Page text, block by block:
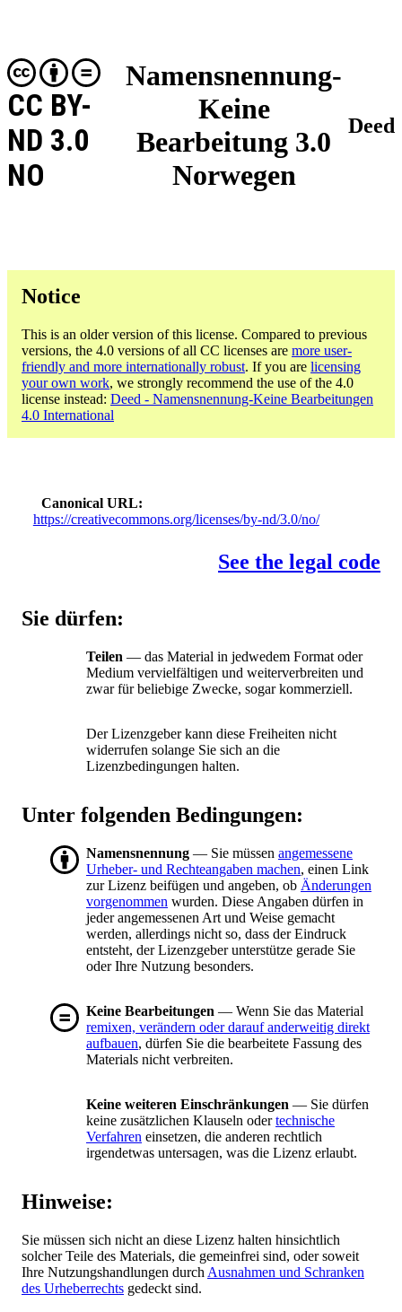
Namensnennung-
Keine
Bearbeitung 3.0
Norwegen
CC BY-
ND 3.0
NO
Deed
Notice
This is an older version of this license. Compared to previous
versions, the 4.0 versions of all CC licenses are more user-
friendly and more internationally robust. If you are licensing
your own work, we strongly recommend the use of the 4.0
license instead: Deed - Namensnennung-Keine Bearbeitungen
4.0 International
Canonical URL
https://creativecommons.org/licenses/by-nd/3.0/no/
See the legal code
Sie dürfen:
Teilen — das Material in jedwedem Format oder
Medium vervielfältigen und weiterverbreiten und
zwar für beliebige Zwecke, sogar kommerziell.
Der Lizenzgeber kann diese Freiheiten nicht
widerrufen solange Sie sich an die
Lizenzbedingungen halten.
Unter folgenden Bedingungen:
Namensnennung — Sie müssen angemessene
Urheber- und Rechteangaben machen, einen Link
zur Lizenz beifügen und angeben, ob Änderungen
vorgenommen wurden. Diese Angaben dürfen in
jeder angemessenen Art und Weise gemacht
werden, allerdings nicht so, dass der Eindruck
entsteht, der Lizenzgeber unterstütze gerade Sie
oder Ihre Nutzung besonders.
Keine Bearbeitungen — Wenn Sie das Material
remixen, verändern oder darauf anderweitig direkt
aufbauen, dürfen Sie die bearbeitete Fassung des
Materials nicht verbreiten.
Keine weiteren Einschränkungen — Sie dürfen
keine zusätzlichen Klauseln odertechnische
Verfahren einsetzen, die anderen rechtlich
irgendetwas untersagen, was die Lizenz erlaubt.
Hinweise:
Sie müssen sich nicht an diese Lizenz halten hinsichtlich
solcher Teile des Materials, die gemeinfrei sind, oder soweit
Ihre Nutzungshandlungen durch Ausnahmen und Schranken
des Urheberrechts gedeckt sind.